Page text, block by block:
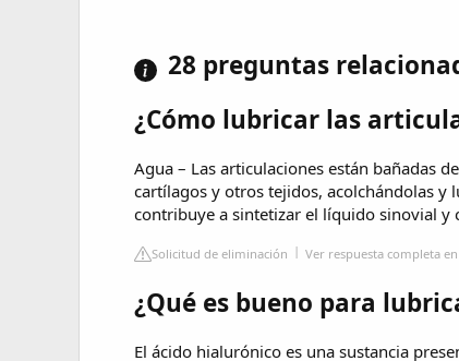
28 preguntas
¿Cómo lubricar las
Agua – Las articulaciones están bañadas
cartílagos y otros tejidos, acolchándolas y
contribuye a sintetizar el líquido sinovial y
Solicitud de eliminación Ver respuesta completa
¿Qué es bueno para
El ácido hialurónico es una sustancia